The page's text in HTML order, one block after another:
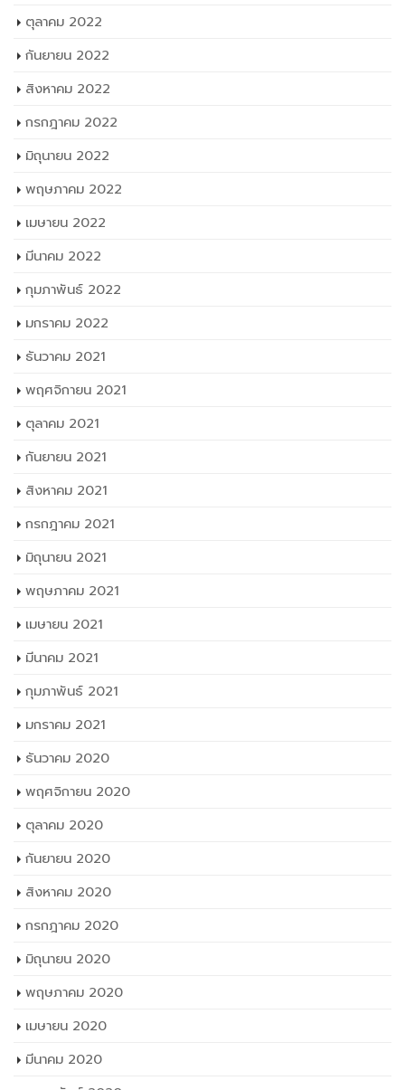
ตุลาคม 2022
กันยายน 2022
สิงหาคม 2022
กรกฎาคม 2022
มิถุนายน 2022
พฤษภาคม 2022
เมษายน 2022
มีนาคม 2022
กุมภาพันธ์ 2022
มกราคม 2022
ธันวาคม 2021
พฤศจิกายน 2021
ตุลาคม 2021
กันยายน 2021
สิงหาคม 2021
กรกฎาคม 2021
มิถุนายน 2021
พฤษภาคม 2021
เมษายน 2021
มีนาคม 2021
กุมภาพันธ์ 2021
มกราคม 2021
ธันวาคม 2020
พฤศจิกายน 2020
ตุลาคม 2020
กันยายน 2020
สิงหาคม 2020
กรกฎาคม 2020
มิถุนายน 2020
พฤษภาคม 2020
เมษายน 2020
มีนาคม 2020